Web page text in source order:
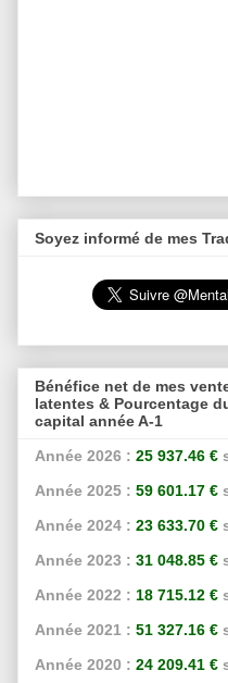
Soyez informé de mes
Bénéfice net de mes
latentes & Pourcentage
capital année A-1
Année 2026 : 25 937.46 €
Année 2025 : 59 601.17 €
Année 2024 : 23 633.70 €
Année 2023 : 31 048.85 €
Année 2022 : 18 715.12 €
Année 2021 : 51 327.16 €
Année 2020 : 24 209.41 €